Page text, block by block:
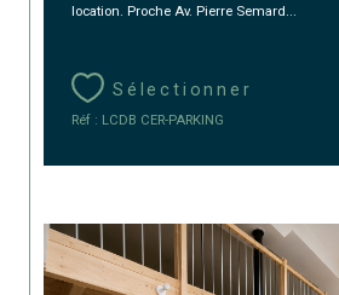
location. Proche Av. Pierre Semard...
Sélectionner
Réf : LCDB CER-PARKING